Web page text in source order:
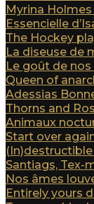
Myrina Holmes
Essencielle
The Hockey
La diseuse de
Le goût de nos
Queen of
Adessias
Thorns and
Animaux
Start over
Santiags, Tex-
Nos âmes
Entirely yours